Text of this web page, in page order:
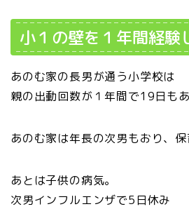
小１の壁を１年間経験
あのむ家の長男が通う小学校は
親の出動回数が１年間で19日も
あのむ家は年長の次男もおり、保
あとは子供の病気。
次男インフルエンザで5日休み